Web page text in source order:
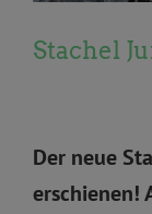
Stachel
Der neue
erschienen!